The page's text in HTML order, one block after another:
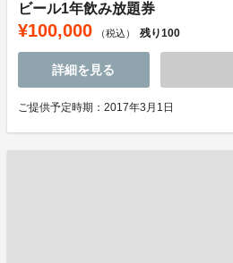
ビール1年飲み放題券
¥100,000 （税込） 残り100
詳細を見る
ご提供予定時期：2017年3月1日